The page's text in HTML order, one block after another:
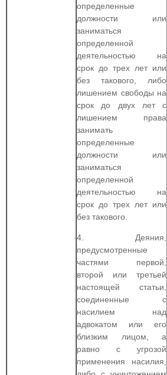
определенные
должности или
заниматься
определенной
деятельностью на
срок до трех лет или
без такового, либо
лишением свободы на
срок до двух лет с
лишением права
занимать
определенные
должности или
заниматься
определенной
деятельностью на
срок до трех лет или
без такового.
4. Деяния,
предусмотренные
частями первой,
второй или третьей
настоящей статьи,
соединенные с
насилием над
адвокатом или его
близким лицом, а
равно с угрозой
применения насилия,